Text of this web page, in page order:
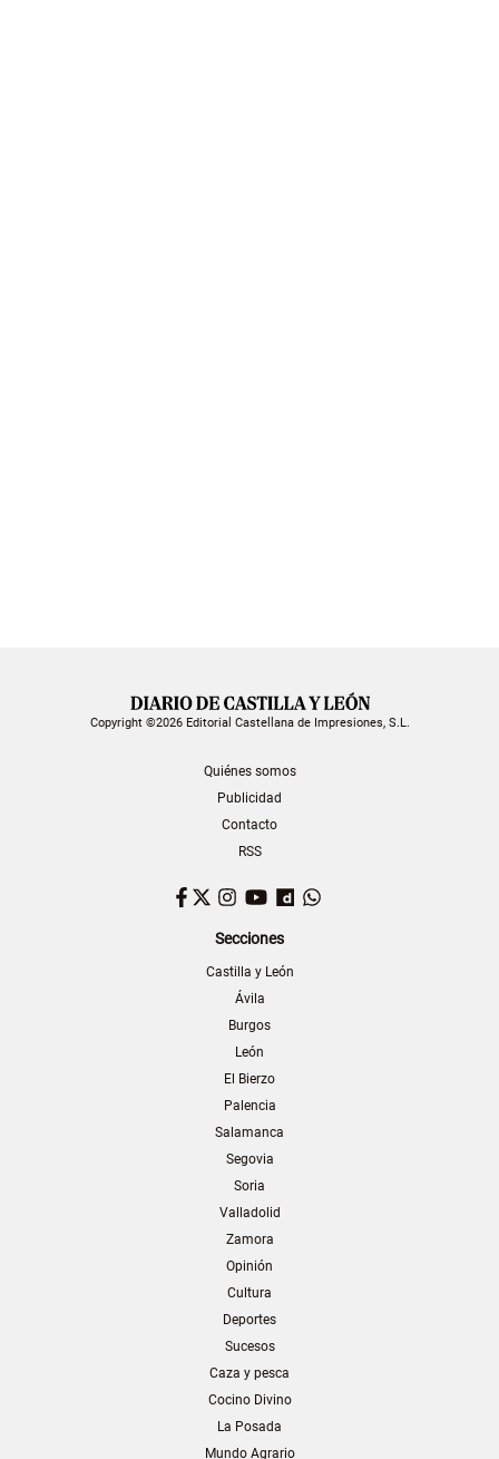
Copyright ©2026 Editorial Castellana de Impresiones, S.L.
Quiénes somos
Publicidad
Contacto
RSS
Facebook
TwitterInstagram
YouTubeDailymotion
Secciones
Castilla y León
Ávila
Burgos
León
El Bierzo
Palencia
Salamanca
Segovia
Soria
Valladolid
Zamora
Opinión
Cultura
Deportes
Sucesos
Caza y pesca
Cocino Divino
La Posada
Mundo Agrario